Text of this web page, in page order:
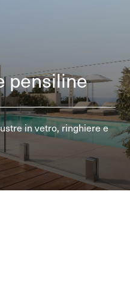
pensiline
in vetro, ringhiere e